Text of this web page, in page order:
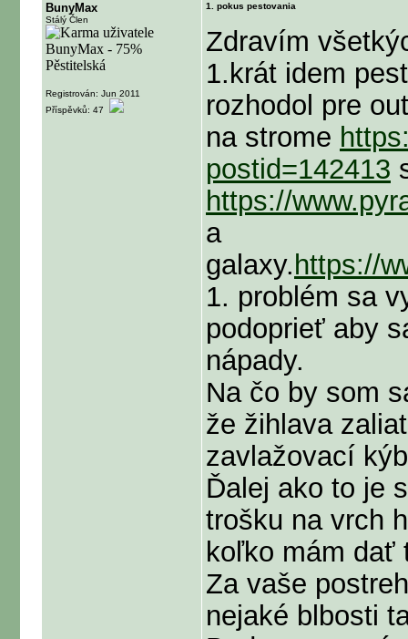
BunyMax
Stálý Člen
Registrován: Jun 2011
Příspěvků: 47
1. pokus pestovania
Zdravím
1.krát idem
rozhodol pre
na strome
postid=142413
https://
a
galaxy. https://
1. problém sa
podoprieť aby
nápady.
Na čo by som
že žihlava
zavlažovací
Ďalej ako to je
trošku na vrch
koľko mám dať
Za vaše
nejaké blbosti